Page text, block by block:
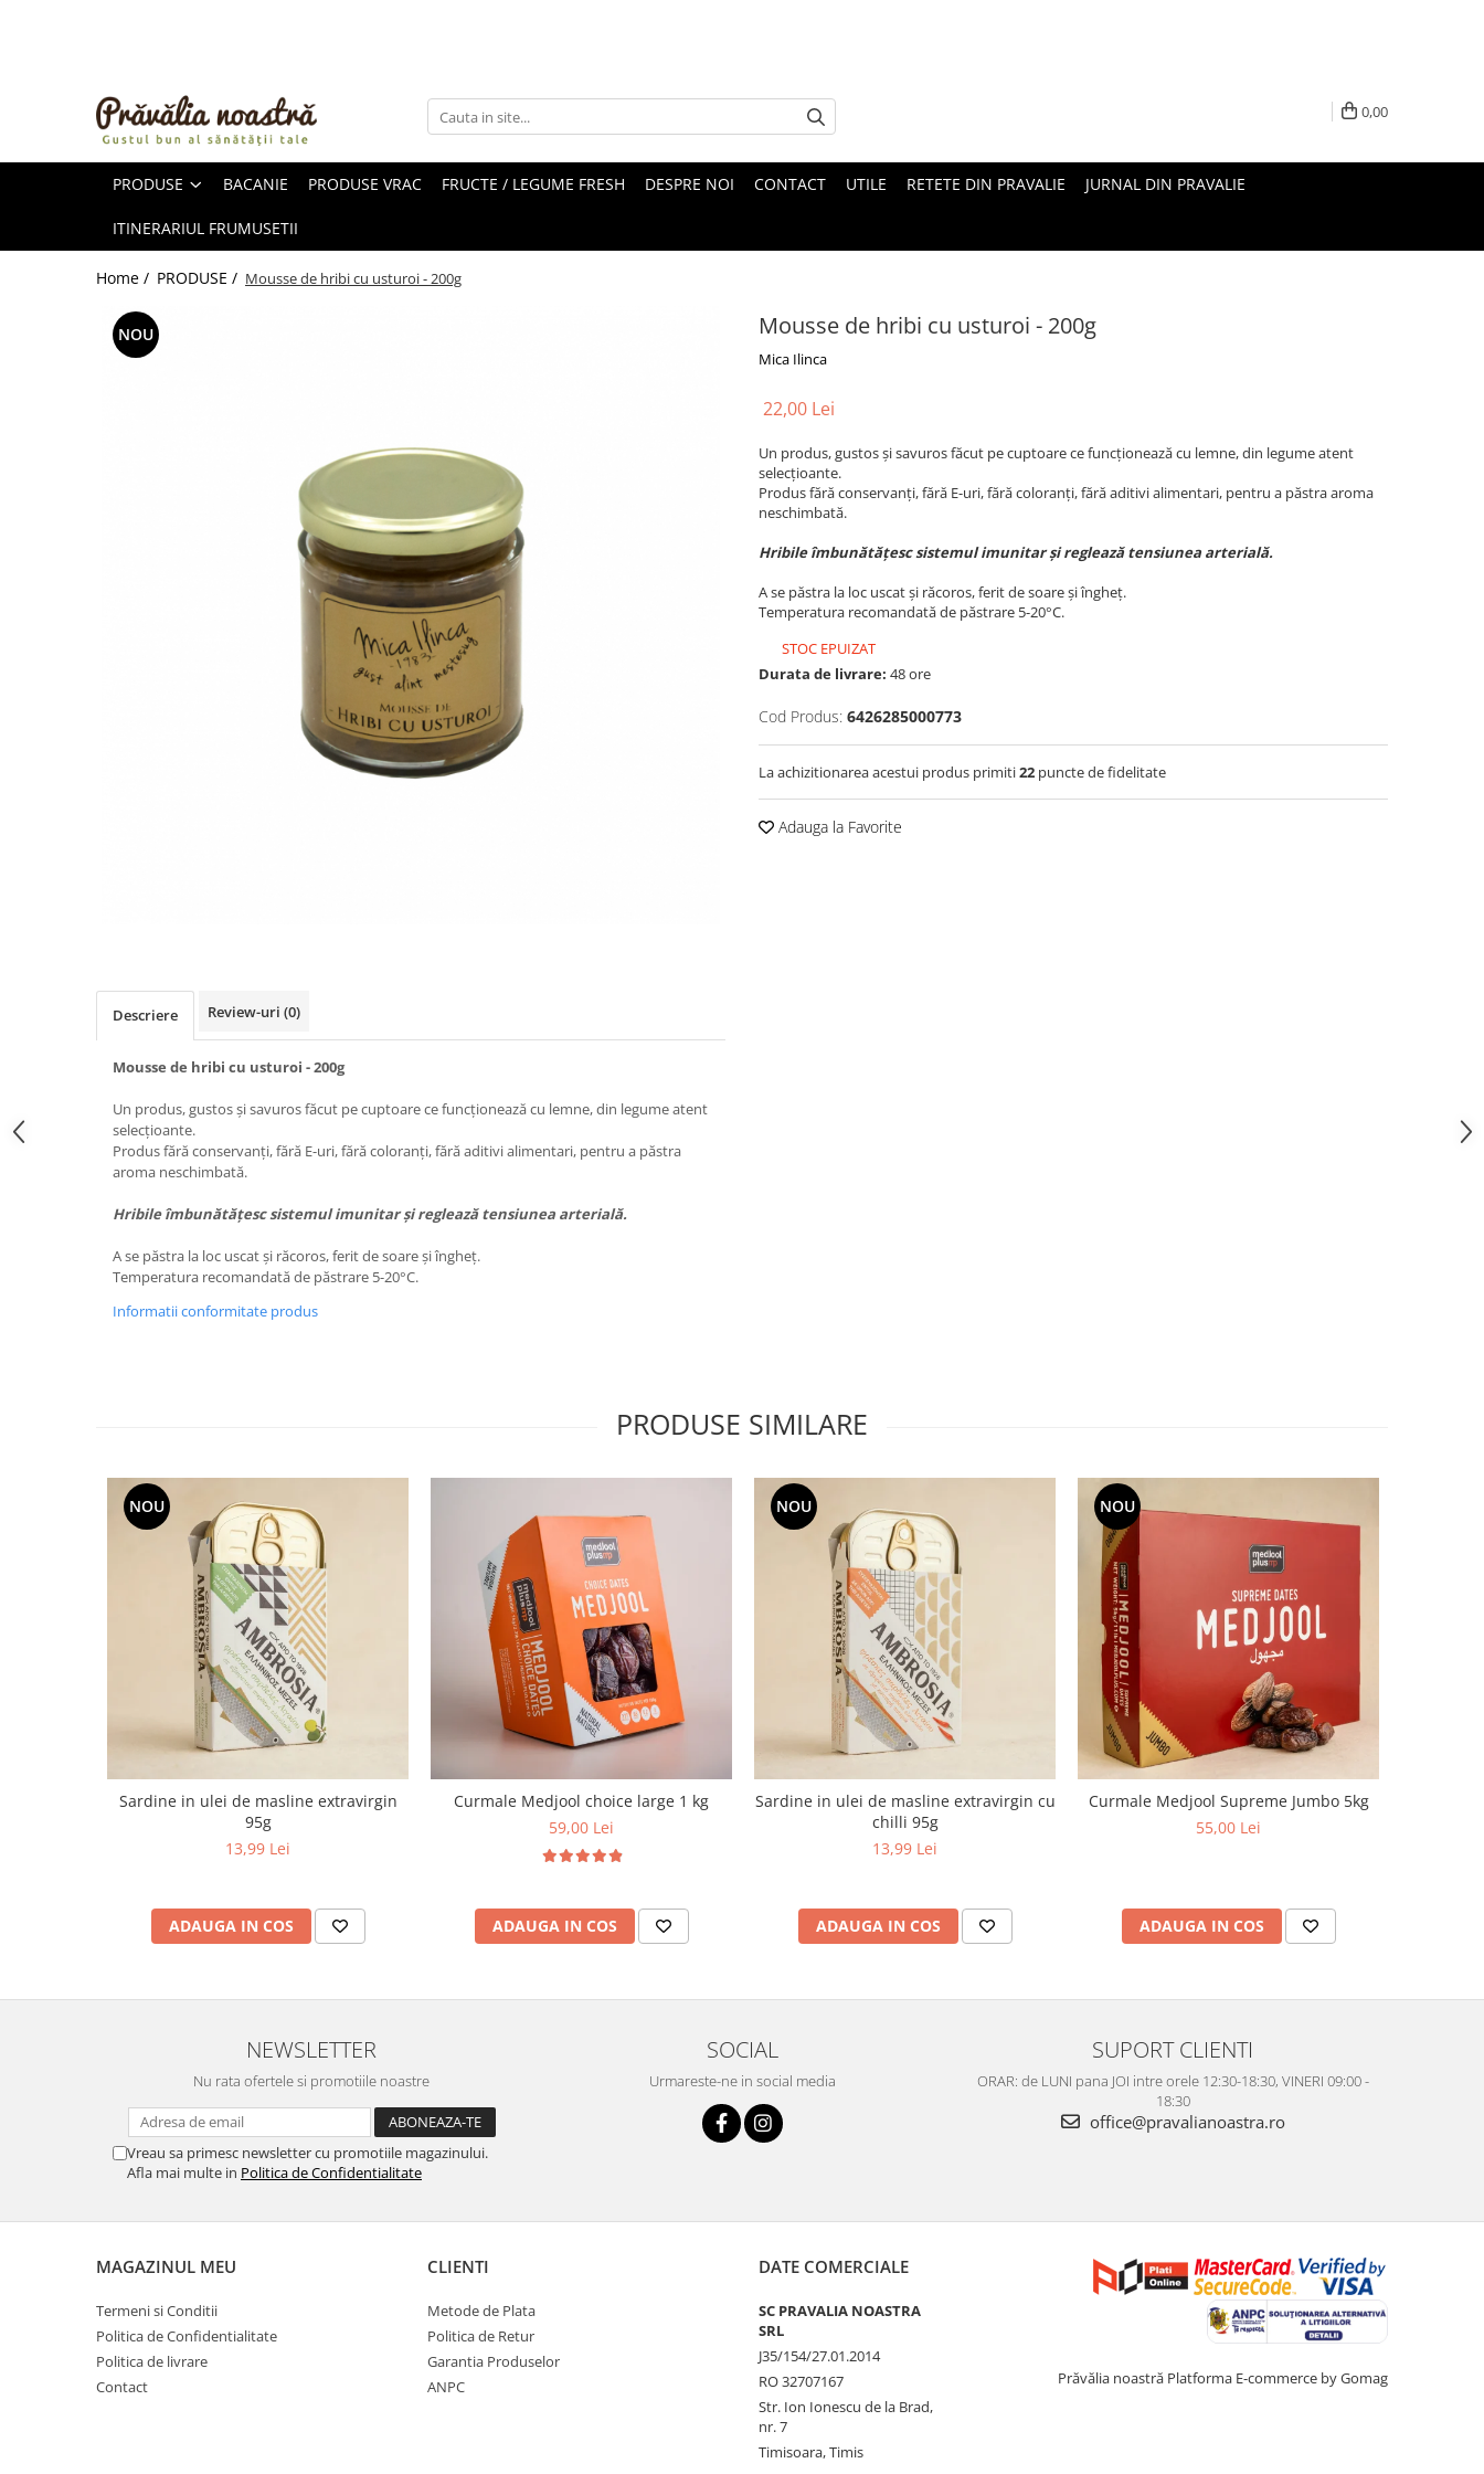
ULEIURI ȘI UNTURI
FRUCTE DESHIDRATATE
FRUCTE LA CONSERVĂ
OȚETURI ȘI SOSURI
0,00
PRODUSE BACANIE PRODUSE VRAC FRUCTE / LEGUME FRESH DESPRE NOI CONTACT UTILE RETETE DIN PRAVALIE JURNAL DIN PRAVALIE
ITINERARIUL FRUMUSETII
Home / PRODUSE / Mousse de hribi cu usturoi - 200g
Mousse de hribi cu usturoi - 200g
Mica Ilinca
NOU
22,00 Lei
Un produs, gustos și savuros făcut pe cuptoare ce funcționează cu lemne, din legume atent
selecțioante.
Produs fără conservanți, fără E-uri, fără coloranți, fără aditivi alimentari, pentru a păstra aroma
neschimbată.
Hribile îmbunătățesc sistemul imunitar și reglează tensiunea arterială.
A se păstra la loc uscat și răcoros, ferit de soare și îngheț.
Temperatura recomandată de păstrare 5-20°C.
STOC EPUIZAT
Durata de livrare: 48 ore
Cod Produs: 6426285000773
La achizitionarea acestui produs primiti22 puncte de fidelitate
Adauga la Favorite
Descriere Review-uri (0)
Mousse de hribi cu usturoi - 200g
Un produs, gustos și savuros făcut pe cuptoare ce funcționează cu lemne, din legume atent
selecțioante.
Produs fără conservanți, fără E-uri, fără coloranți, fără aditivi alimentari, pentru a păstra
aroma neschimbată.
Hribile îmbunătățesc sistemul imunitar și reglează tensiunea arterială.
A se păstra la loc uscat și răcoros, ferit de soare și îngheț.
Temperatura recomandată de păstrare 5-20°C.
Informatii conformitate produs
PRODUSE SIMILARE
NOU
Sardine in ulei de masline extravirgin
95g
13,99 Lei
ADAUGA IN COS
Curmale Medjool choice large 1 kg
59,00 Lei
ADAUGA IN COS
NOU
Sardine in ulei de masline extravirgin cu
chilli 95g
13,99 Lei
ADAUGA IN COS
NOU
Curmale Medjool Supreme Jumbo 5kg
55,00 Lei
ADAUGA IN COS
NEWSLETTER
Nu rata ofertele si promotiile noastre
Vreau sa primesc newsletter cu promotiile magazinului.
Afla mai multe in Politica de Confidentialitate
SOCIAL
Urmareste-ne in social media
SUPORT CLIENTI
ORAR: de LUNI pana JOI intre orele 12:30-18:30, VINERI 09:00 -
18:30
office@pravalianoastra.ro
MAGAZINUL MEU
Termeni si Conditii
Politica de Confidentialitate
Politica de livrare
Contact
CLIENTI
Metode de Plata
Politica de Retur
Garantia Produselor
ANPC
DATE COMERCIALE
SC PRAVALIA NOASTRA
SRL
J35/154/27.01.2014
RO 32707167
Str. Ion Ionescu de la Brad,
nr. 7
Timisoara, Timis
Prăvălia noastră Platforma E-commerce by Gomag